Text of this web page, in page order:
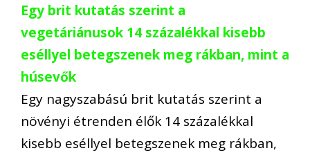
Egy brit kutatás szerint a
vegetáriánusok 14 százalékkal kisebb
eséllyel betegszenek meg rákban, mint a
húsevők
Egy nagyszabású brit kutatás szerint a
növényi étrenden élők 14 százalékkal
kisebb eséllyel betegszenek meg rákban,